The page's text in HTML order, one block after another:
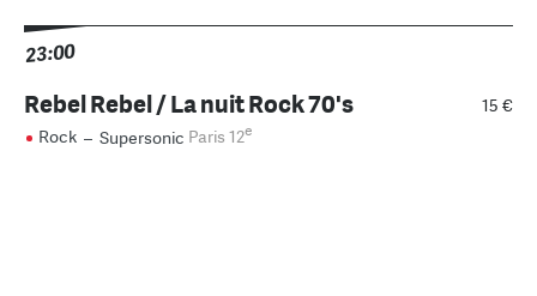
23:00
15 €
Rebel Rebel / La nuit Rock 70's
Rock – Supersonic Paris 12e